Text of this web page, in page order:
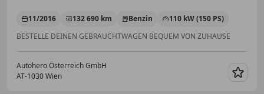
11/2016 132 690 km Benzin
110 kW (150 PS)
BESTELLE DEINEN GEBRAUCHTWAGEN BEQUEM VON ZUHAUSE
Autohero Österreich GmbH
AT-1030 Wien